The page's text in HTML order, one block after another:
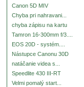
Canon 5D MIV
Chyba pri nahravani...
chyba zápisu na kartu
Tamron 16-300mm f/3....
EOS 20D - systém....
Nástupce Canonu 30D
natáčanie videa s...
Speedlite 430 III-RT
Velmi pomalý start...